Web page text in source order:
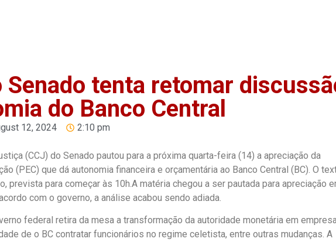
Senado tenta retomar
do Banco Central
12, 2024 2:10 pm
(CCJ) do Senado pautou para a próxima quarta-feira (14) a apreciação da
(PEC) que dá autonomia financeira e orçamentária ao Banco Central (BC). O
prevista para começar às 10h.A matéria chegou a ser pautada para apreciação
com o governo, a análise acabou sendo adiada.
federal retira da mesa a transformação da autoridade monetária em
de o BC contratar funcionários no regime celetista, entre outras mudanças. A